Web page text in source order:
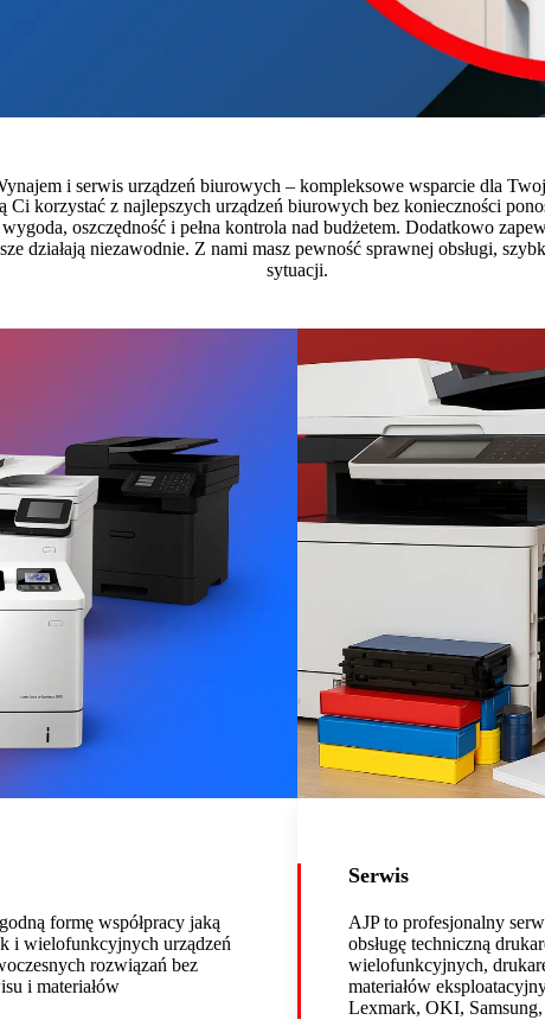
i serwis urządzeń biurowych – kompleksowe wsparcie dla
korzystać z najlepszych urządzeń biurowych bez konieczności
oszczędność i pełna kontrola nad budżetem. Dodatkowo
działają niezawodnie. Z nami masz pewność sprawnej obsługi,
sytuacji.
formę współpracy jaką
i wielofunkcyjnych urządzeń
rozwiązań bez
i materiałów
Serwis
AJP to profesjonalny
obsługę techniczną
wielofunkcyjnych,
materiałów
Lexmark, OKI,